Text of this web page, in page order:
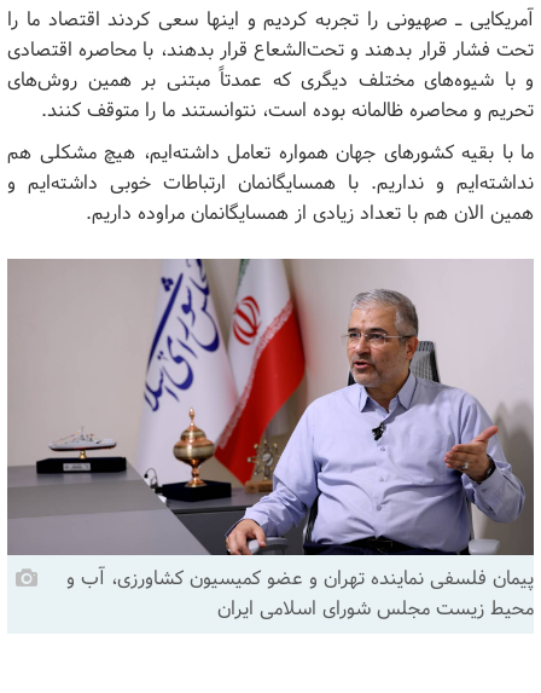
آمریکایی ـ صهیونی را تجربه کردیم و اینها سعی کردند اقتصاد ما را
تحت فشار قرار بدهند و تحت‌الشعاع قرار بدهند، با محاصره اقتصادی
و با شیوه‌های مختلف دیگری که عمدتاً مبتنی بر همین روش‌های
تحریم و محاصره ظالمانه بوده است، نتوانستند ما را متوقف کنند.
ما با بقیه کشورهای جهان همواره تعامل داشته‌ایم، هیچ مشکلی هم
نداشته‌ایم و نداریم. با همسایگانمان ارتباطات خوبی داشته‌ایم و
همین الان هم با تعداد زیادی از همسایگانمان مراوده داریم.
پیمان فلسفی نماینده تهران و عضو کمیسیون کشاورزی، آب و
محیط زیست مجلس شورای اسلامی ایران